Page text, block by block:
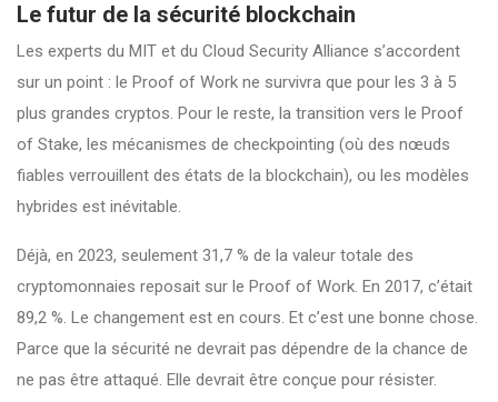
Le futur de la sécurité blockchain
Les experts du MIT et du Cloud Security Alliance s’accordent
sur un point : le Proof of Work ne survivra que pour les 3 à 5
plus grandes cryptos. Pour le reste, la transition vers le Proof
of Stake, les mécanismes de checkpointing (où des nœuds
fiables verrouillent des états de la blockchain), ou les modèles
hybrides est inévitable.
Déjà, en 2023, seulement 31,7 % de la valeur totale des
cryptomonnaies reposait sur le Proof of Work. En 2017, c’était
89,2 %. Le changement est en cours. Et c’est une bonne chose.
Parce que la sécurité ne devrait pas dépendre de la chance de
ne pas être attaqué. Elle devrait être conçue pour résister.